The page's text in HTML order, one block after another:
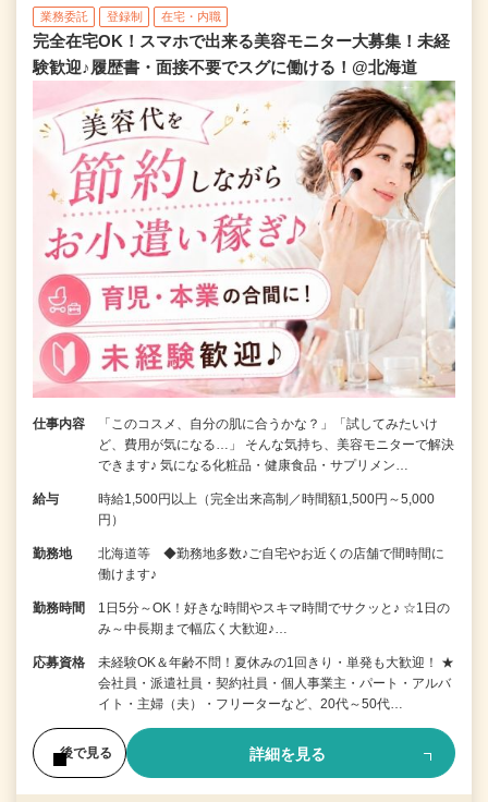
業務委託 登録制 在宅・内職
完全在宅OK！スマホで出来る美容モニター大募集！未経
験歓迎♪履歴書・面接不要でスグに働ける！@北海道
仕事内容
「このコスメ、自分の肌に合うかな？」「試してみたいけ
ど、費用が気になる…」 そんな気持ち、美容モニターで解決
できます♪ 気になる化粧品・健康食品・サプリメン…
給与
時給1,500円以上（完全出来高制／時間額1,500円～5,000
円）
勤務地
北海道等 ◆勤務地多数♪ご自宅やお近くの店舗で間時間に
働けます♪
勤務時間
1日5分～OK！好きな時間やスキマ時間でサクッと♪ ☆1日の
み～中長期まで幅広く大歓迎♪…
応募資格
未経験OK＆年齢不問！夏休みの1回きり・単発も大歓迎！ ★
会社員・派遣社員・契約社員・個人事業主・パート・アルバ
イト・主婦（夫）・フリーターなど、20代～50代…
後で見る 詳細を見る